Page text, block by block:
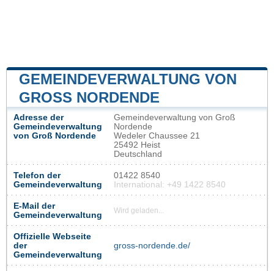
GEMEINDEVERWALTUNG VON
GROSS NORDENDE
Adresse der
Gemeindeverwaltung
von Groß Nordende
Gemeindeverwaltung von Groß
Nordende
Wedeler Chaussee 21
25492 Heist
Deutschland
Telefon der
Gemeindeverwaltung
01422 8540
International: +49 1422 8540
E-Mail der
Gemeindeverwaltung
Wird geladen...
Offizielle Webseite
der
Gemeindeverwaltung
gross-nordende.de/